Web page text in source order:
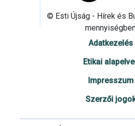
© Esti Újság - Hírek és
Adatkezelés
Etikai
Impresszum
Szerzői